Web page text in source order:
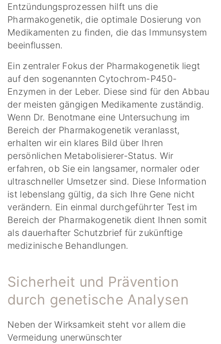
Entzündungsprozessen hilft uns die
Pharmakogenetik, die optimale Dosierung von
Medikamenten zu finden, die das Immunsystem
beeinflussen.
Ein zentraler Fokus der Pharmakogenetik liegt
auf den sogenannten Cytochrom-P450-
Enzymen in der Leber. Diese sind für den Abbau
der meisten gängigen Medikamente zuständig.
Wenn Dr. Benotmane eine Untersuchung im
Bereich der Pharmakogenetik veranlasst,
erhalten wir ein klares Bild über Ihren
persönlichen Metabolisierer-Status. Wir
erfahren, ob Sie ein langsamer, normaler oder
ultraschneller Umsetzer sind. Diese Information
ist lebenslang gültig, da sich Ihre Gene nicht
verändern. Ein einmal durchgeführter Test im
Bereich der Pharmakogenetik dient Ihnen somit
als dauerhafter Schutzbrief für zukünftige
medizinische Behandlungen.
Sicherheit und Prävention
durch genetische Analysen
Neben der Wirksamkeit steht vor allem die
Vermeidung unerwünschter